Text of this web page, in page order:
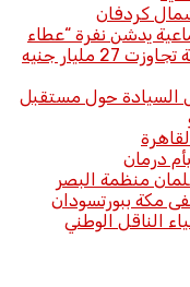
كردفان
يدشن نفرة “عطاء
الإحسان (5)” بولاية القضارف بتكلفة تجاوزت 27 مليار جنيه
السيادة حول مستقبل
درمان
منظمة البصر
مكة ببورتسودان
الناقل الوطني